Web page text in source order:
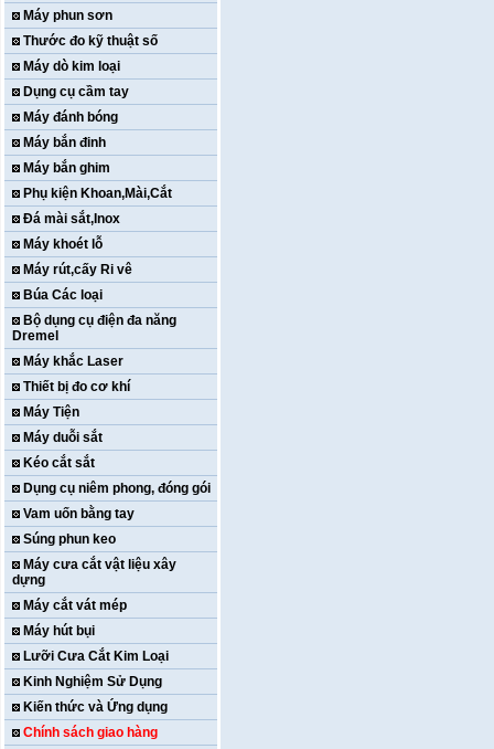
Máy phun sơn
Thước đo kỹ thuật số
Máy dò kim loại
Dụng cụ cầm tay
Máy đánh bóng
Máy bắn đinh
Máy bắn ghim
Phụ kiện Khoan,Mài,Cắt
Đá mài sắt,Inox
Máy khoét lỗ
Máy rút,cấy Ri vê
Búa Các loại
Bộ dụng cụ điện đa năng
Dremel
Máy khắc Laser
Thiết bị đo cơ khí
Máy Tiện
Máy duỗi sắt
Kéo cắt sắt
Dụng cụ niêm phong, đóng gói
Vam uốn bằng tay
Súng phun keo
Máy cưa cắt vật liệu xây
dựng
Máy cắt vát mép
Máy hút bụi
Lưỡi Cưa Cắt Kim Loại
Kinh Nghiệm Sử Dụng
Kiến thức và Ứng dụng
Chính sách giao hàng